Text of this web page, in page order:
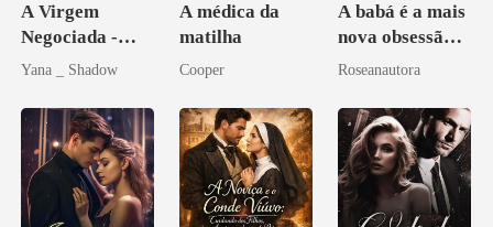
A Virgem
Negociada -
Uma flor para o
Yana _ Shadow
A médica da
matilha
Cooper
A babá é a mais
nova obsessão
do CEO
Roseanautora